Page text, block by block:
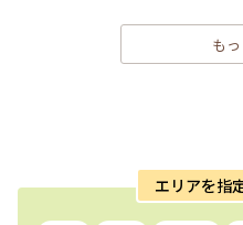
も
エリアを指